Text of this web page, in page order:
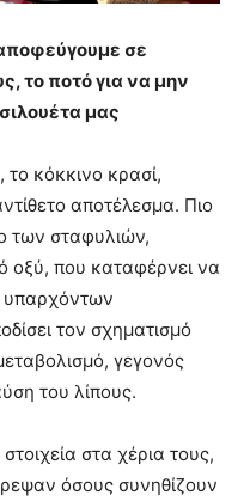
σε
το ποτό για να μην
μας
κόκκινο κρασί,
αποτέλεσμα. Πιο
των σταφυλιών,
οξύ, που καταφέρνει να
υπαρχόντων
τον σχηματισμό
γεγονός
του λίπους.
στα χέρια τους,
όσους συνηθίζουν